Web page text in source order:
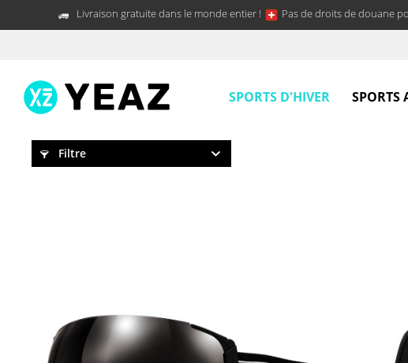
Livraison gratuite dans le monde entier ! Pas de droits de douane
SPORTS D'HIVER SPORTS
Filtre